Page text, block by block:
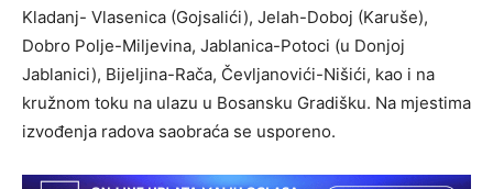
Kladanj- Vlasenica (Gojsalići), Jelah-Doboj (Karuše),
Dobro Polje-Miljevina, Jablanica-Potoci (u Donjoj
Jablanici), Bijeljina-Rača, Čevljanovići-Nišići, kao i na
kružnom toku na ulazu u Bosansku Gradišku. Na mjestima
izvođenja radova saobraća se usporeno.